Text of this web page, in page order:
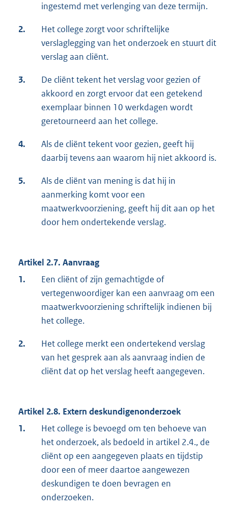
ingestemd met verlenging van deze termijn.
2.
Het college zorgt voor schriftelijke
verslaglegging van het onderzoek en stuurt dit
verslag aan cliënt.
3.
De cliënt tekent het verslag voor gezien of
akkoord en zorgt ervoor dat een getekend
exemplaar binnen 10 werkdagen wordt
geretourneerd aan het college.
4.
Als de cliënt tekent voor gezien, geeft hij
daarbij tevens aan waarom hij niet akkoord is.
5.
Als de cliënt van mening is dat hij in
aanmerking komt voor een
maatwerkvoorziening, geeft hij dit aan op het
door hem ondertekende verslag.
Artikel 2.7. Aanvraag
1.
Een cliënt of zijn gemachtigde of
vertegenwoordiger kan een aanvraag om een
maatwerkvoorziening schriftelijk indienen bij
het college.
2.
Het college merkt een ondertekend verslag
van het gesprek aan als aanvraag indien de
cliënt dat op het verslag heeft aangegeven.
Artikel 2.8. Extern deskundigenonderzoek
1.
Het college is bevoegd om ten behoeve van
het onderzoek, als bedoeld in artikel 2.4., de
cliënt op een aangegeven plaats en tijdstip
door een of meer daartoe aangewezen
deskundigen te doen bevragen en
onderzoeken.